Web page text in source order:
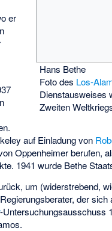
Hans Bethe
Foto des Los-
Dienstausweises
Zweiten
er
auf Einladung von
Oppenheimer berufen,
1941 wurde Bethe
um (widerstrebend,
der sich
-Untersuchungsausschuss